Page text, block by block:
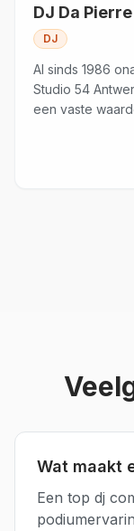
DJ Da Pierre
DJ
Al sinds 1986
Studio 54
een vaste
Wat maakt
Een top dj